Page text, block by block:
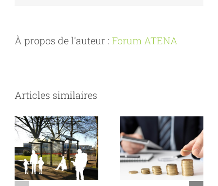
À propos de l'auteur : Forum ATENA
Articles similaires